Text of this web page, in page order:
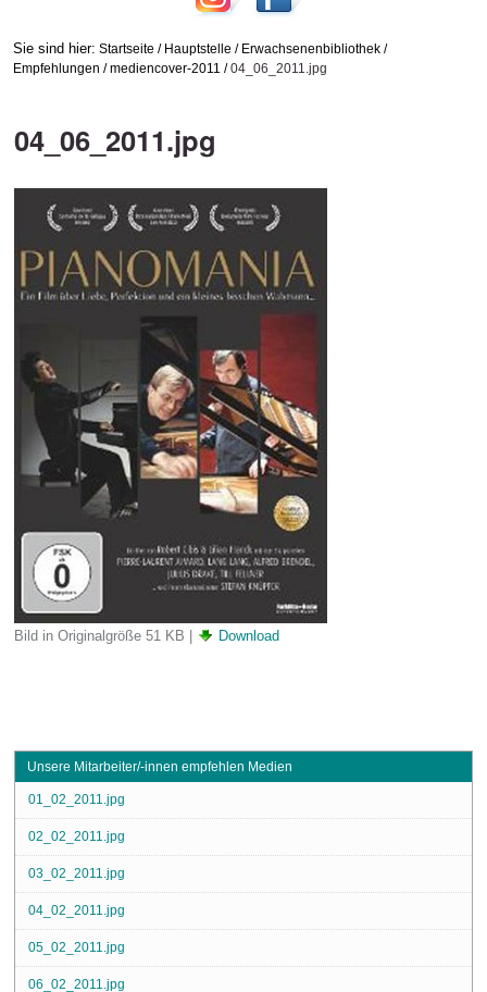
Sie sind hier: Startseite / Hauptstelle / Erwachsenenbibliothek /
Empfehlungen /mediencover-2011 /04_06_2011.jpg
04_06_2011.jpg
Bild in Originalgröße 51 KB | Download
Unsere Mitarbeiter/-innen empfehlen Medien
01_02_2011.jpg
02_02_2011.jpg
03_02_2011.jpg
04_02_2011.jpg
05_02_2011.jpg
06_02_2011.jpg